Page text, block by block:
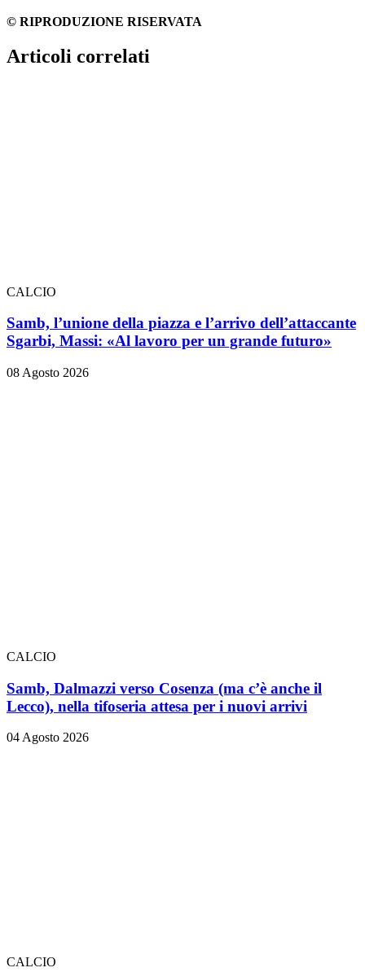
© RIPRODUZIONE RISERVATA
Articoli correlati
CALCIO
Samb, l’unione della piazza e l’arrivo dell’attaccante
Sgarbi, Massi: «Al lavoro per un grande futuro»
08 Agosto 2026
CALCIO
Samb, Dalmazzi verso Cosenza (ma c’è anche il
Lecco), nella tifoseria attesa per i nuovi arrivi
04 Agosto 2026
CALCIO